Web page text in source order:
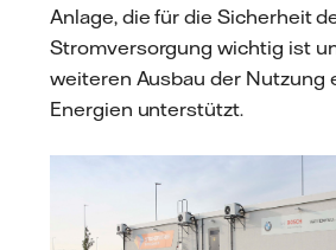
Anlage, die für die Sicherheit
Stromversorgung wichtig ist
weiteren Ausbau der Nutzung
Energien unterstützt.